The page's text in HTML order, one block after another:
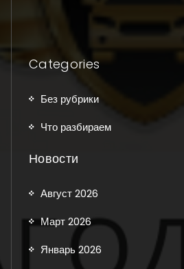
Categories
Без рубрики
Что разбираем
Новости
Август 2026
Март 2026
Январь 2026